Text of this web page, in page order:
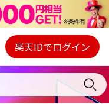
Webプレイヤー
契約内容の確認・変更
楽天IDでログイン